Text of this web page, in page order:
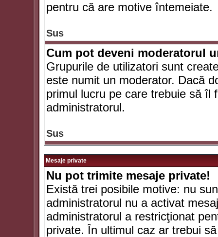
pentru că are motive întemeiate.
Sus
Cum pot deveni moderatorul
Grupurile de utilizatori sunt
este numit un moderator. Dacă
primul lucru pe care trebuie să îl
administratorul.
Sus
Mesaje private
Nu pot trimite mesaje private!
Există trei posibile motive: nu
administratorul nu a activat
administratorul a restricţionat
private. În ultimul caz ar trebui